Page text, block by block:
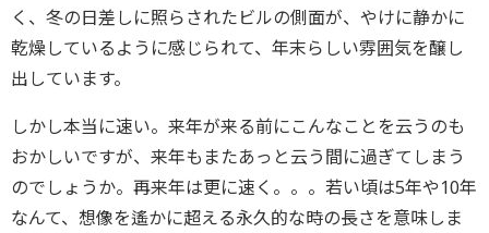
く、冬の日差しに照らされたビルの側面が、やけに静かに
乾燥しているように感じられて、年末らしい雰囲気を醸し
出しています。
しかし本当に速い。来年が来る前にこんなことを云うのも
おかしいですが、来年もまたあっと云う間に過ぎてしまう
のでしょうか。再来年は更に速く。。。若い頃は5年や10年
なんて、想像を遙かに超える永久的な時の長さを意味しま